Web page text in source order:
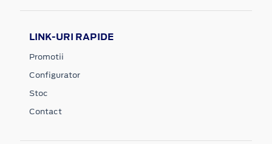
LINK-URI RAPIDE
Promotii
Configurator
Stoc
Contact